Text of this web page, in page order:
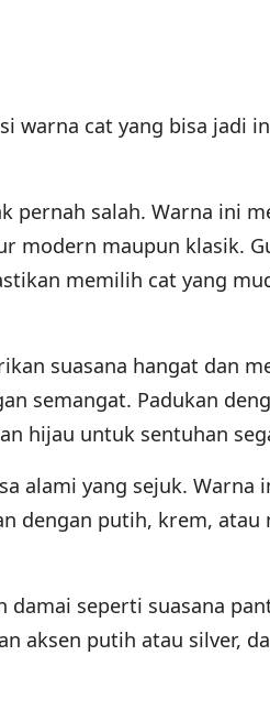
warna cat yang bisa jadi
pernah salah. Warna ini
modern maupun klasik.
memilih cat yang
suasana hangat dan
semangat. Padukan
hijau untuk sentuhan
alami yang sejuk.
dengan putih, krem,
damai seperti suasana
aksen putih atau silver,